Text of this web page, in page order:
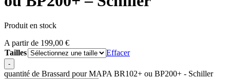
Produit en stock
A partir de 199,00 €
Tailles
Effacer
-
quantité de Brassard pour MAPA BR102+ ou BP200+ - Schiller